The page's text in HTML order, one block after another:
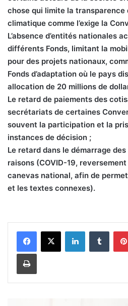
chose qui limite la transparence
climatique comme l’exige la
L’absence d’entités nationales
différents Fonds, limitant la
pour des projets nationaux,
Fonds d’adaptation où le pays
allocation de 20 millions de
Le retard de paiements des
secrétariats de certaines
souvent la participation et la
instances de décision ;
Le retard dans le démarrage
raisons (COVID-19,
canevas national, afin de
et les textes connexes).